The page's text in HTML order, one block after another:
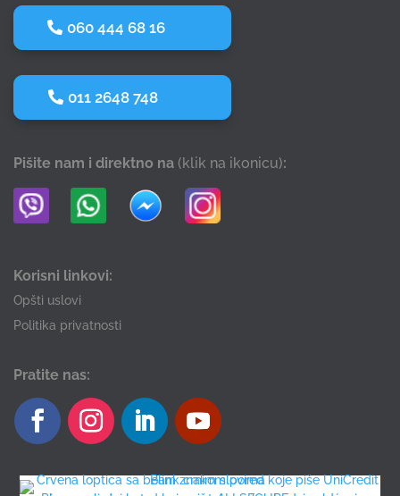
060 444 68 16
011 2648 748
Pišite nam i direktno na (klik na ikonicu):
Korisni linkovi:
Opšti uslovi
Politika privatnosti
Pratite nas: